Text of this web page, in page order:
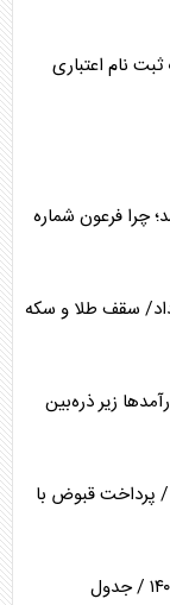
نام اعتباری
چرا فرعون شماره
طلا و سکه امروز چهارشنبه ۱۴ مرداد/ سقف طلا و سکه
زیر ذره‌بین
/ پرداخت قبوض با